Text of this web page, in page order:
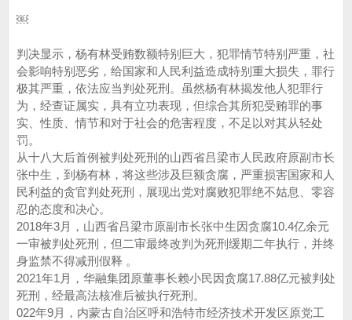
￼
判决显示，杨有林受贿数额特别巨大，犯罪情节特别严重，社
会影响特别恶劣，给国家和人民利益造成特别重大损失，罪行
极其严重，依法应当判处死刑。虽然杨有林揭发他人犯罪行
为，经查证属实，具有立功表现，但综合其所犯受贿罪的事
实、性质、情节和对于社会的危害程度，不足以对其从轻处
罚。
从十八大后首例被判处死刑的山西省吕梁市人民政府原副市长
张中生，到杨有林，将这些涉及巨额贪腐，严重损害国家和人
民利益的贪官判处死刑，展现出党对腐败犯罪绝不姑息、零容
忍的态度和决心。
2018年3月，山西省吕梁市原副市长张中生因贪腐10.4亿余元
一审被判处死刑，但二审最终改判为死刑缓期二年执行‌，并终
身监禁不得减刑假释 。‌‌
2021年1月，华融集团原董事长赖小民因贪腐17.88亿元被判处
死刑，经最高法核准后被执行死刑。
022年9月，内蒙古自治区呼和浩特市经济技术开发区原党工